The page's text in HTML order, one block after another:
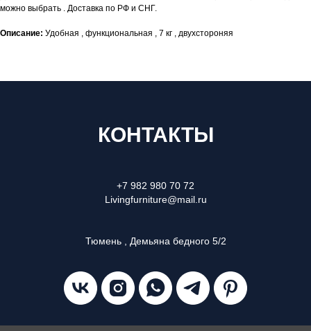
можно выбрать . Доставка по РФ и СНГ.
Описание: Удобная , функциональная , 7 кг , двухстороняя
КОНТАКТЫ
+7 982 980 70 72
Livingfurniture@mail.ru
Тюмень , Демьяна бедного 5/2